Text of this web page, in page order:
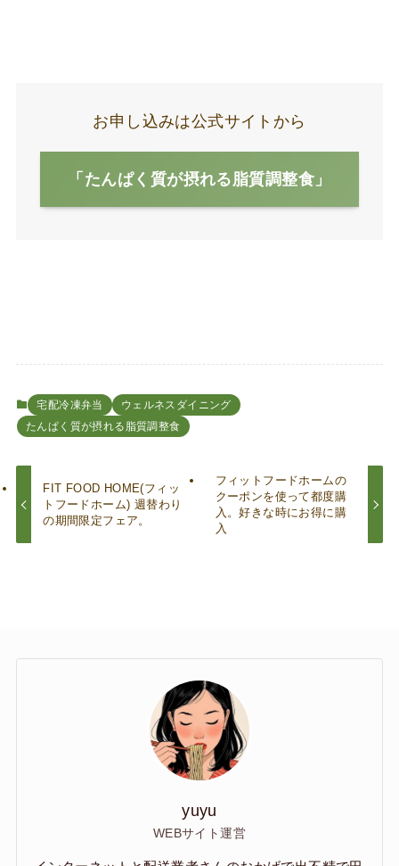
お申し込みは公式サイトから
「たんぱく質が摂れる脂質調整食」
宅配冷凍弁当
ウェルネスダイニング
たんぱく質が摂れる脂質調整食
FIT FOOD HOME(フィッ
トフードホーム) 週替わり
の期間限定フェア。
フィットフードホームの
クーポンを使って都度購
入。好きな時にお得に購
入
yuyu
WEBサイト運営